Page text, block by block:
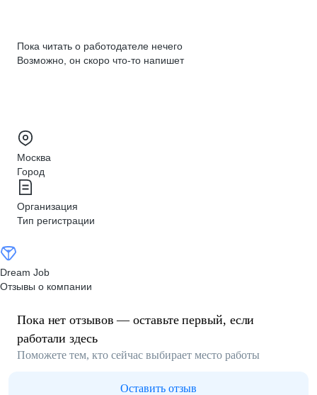
Пока читать о работодателе нечего
Возможно, он скоро что‑то напишет
Москва
Город
Организация
Тип регистрации
Dream Job
Отзывы о компании
Пока нет отзывов — оставьте первый, если
работали здесь
Поможете тем, кто сейчас выбирает место работы
Оставить отзыв